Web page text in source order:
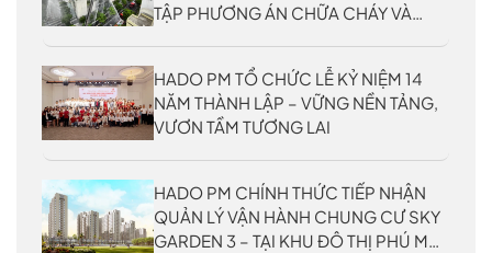
TẬP PHƯƠNG ÁN CHỮA CHÁY VÀ
HADO PM TỔ CHỨC LỄ KỶ NIỆM 14
NĂM THÀNH LẬP – VỮNG NỀN TẢNG,
VƯƠN TẦM TƯƠNG LAI
HADO PM CHÍNH THỨC TIẾP NHẬN
QUẢN LÝ VẬN HÀNH CHUNG CƯ SKY
GARDEN 3 – TẠI KHU ĐÔ THỊ PHÚ MỸ